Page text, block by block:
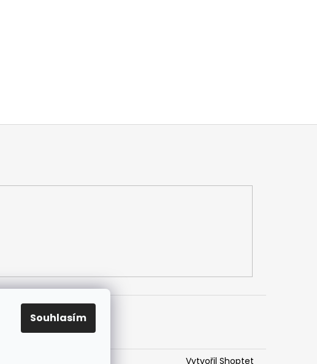
Souhlasím
Vytvořil Shoptet